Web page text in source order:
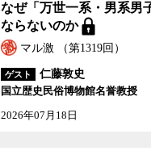
なぜ「万世一系・男系男
ならないのか
マル激 （第1319回）
ゲスト
仁藤敦史
国立歴史民俗博物館名誉教授
2026年07月18日